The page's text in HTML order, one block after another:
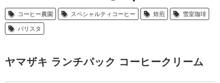
コーヒー農園 スペシャルティコーヒー 焙煎
雪室珈琲
バリスタ
ヤマザキ ランチパック コーヒークリーム